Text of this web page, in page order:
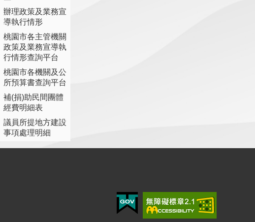
辦理政策及業務宣
導執行情形
桃園市各主管機關
政策及業務宣導執
行情形查詢平台
桃園市各機關及公
所預算書查詢平台
補(捐)助民間團體
經費明細表
議員所提地方建設
事項處理明細